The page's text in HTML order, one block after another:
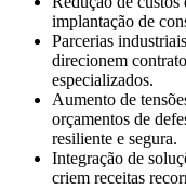
implantação de
Parcerias
direcionem
especializados.
Aumento de
orçamentos de
resiliente e segura.
Integração de
criem receitas